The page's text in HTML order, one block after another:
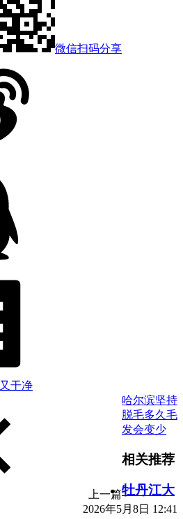
微信扫码分享
干净
上一篇
2026年5月8日 12:41
哈尔滨坚持
脱毛多久毛
发会变少
相关推荐
牡丹江大